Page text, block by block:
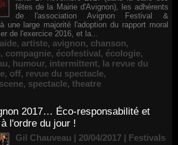
fêtes de la Mairie d'Avignon), les adhérents
de l'association Avignon Festival &
une large majorité l'adoption du rapport moral
de l'exercice 2016, et la...
aide, artiste, avignon, chanson,
, compagnie, écofestival, écologie,
, humour, intermittent, la revue du
, off, revue du spectacle,
scene, spectacle, theatre
2017… Éco-responsabilité et
l'ordre du jour !
Gil Chauveau | 20/04/2017 | Festivals